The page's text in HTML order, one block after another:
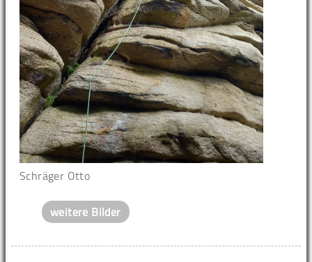
Schräger Otto
weitere Bilder